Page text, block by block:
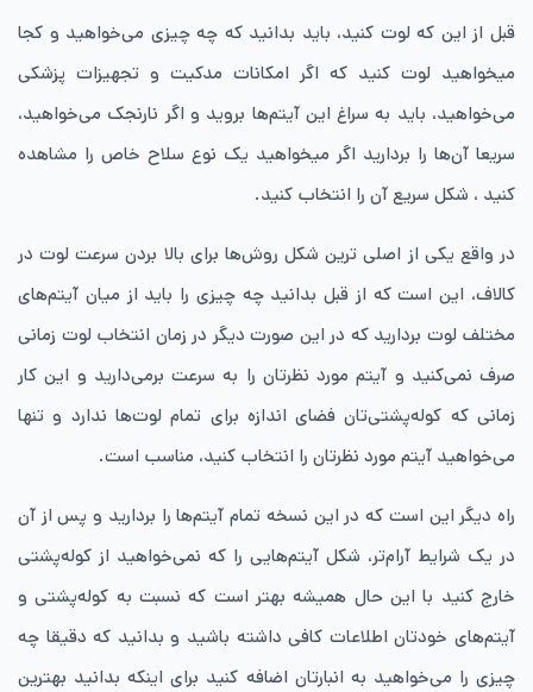
قبل از این که لوت کنید، باید بدانید که چه چیزی می‌خواهید و کجا
میخواهید لوت کنید که اگر امکانات مدکیت و تجهیزات پزشکی
می‌خواهید، باید به سراغ این آیتم‌ها بروید و اگر نارنجک می‌خواهید،
سریعا آن‌ها را بردارید اگر میخواهید یک نوع سلاح خاص را مشاهده
کنید ، شکل سریع آن را انتخاب کنید.
در واقع یکی از اصلی ترین شکل روش‌ها برای بالا بردن سرعت لوت در
کالاف، این است که از قبل بدانید چه چیزی را باید از میان آیتم‌های
مختلف لوت بردارید که در این صورت دیگر در زمان انتخاب لوت زمانی
صرف نمی‌کنید و آیتم مورد نظرتان را به سرعت برمی‌دارید و این کار
زمانی که کوله‌پشتی‌تان فضای اندازه برای تمام لوت‌ها ندارد و تنها
می‌خواهید آیتم مورد نظرتان را انتخاب کنید، مناسب است.
راه دیگر این است که در این نسخه تمام آیتم‌ها را بردارید و پس از آن
در یک شرایط آرام‌تر، شکل آیتم‌هایی را که نمی‌خواهید از کوله‌پشتی
خارج کنید با این حال همیشه بهتر است که نسبت به کوله‌پشتی و
آیتم‌های خودتان اطلاعات کافی داشته باشید و بدانید که دقیقا چه
چیزی را می‌خواهید به انبارتان اضافه کنید برای اینکه بدانید بهترین